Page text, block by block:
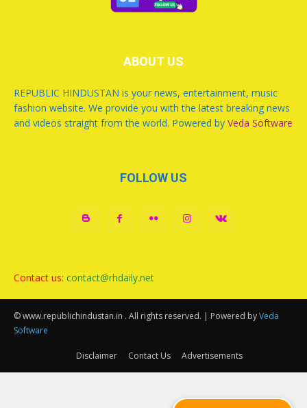
ABOUT US
REPUBLIC HINDUSTAN is your news, entertainment, music
fashion website. We provide you with the latest breaking news
and videos straight from the world. Powered by Veda Software
FOLLOW US
Contact us: contact@rhdaily.net
© www.republichindustan.in . All rights reserved. | Powered byVeda
Software
Disclaimer Contact Us Advertisements